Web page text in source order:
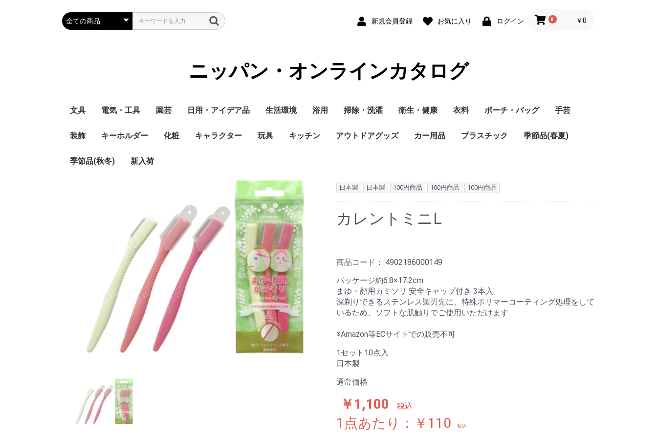
新規会員登録 お気に入り ログイン 0 ￥0
ニッパン・オンラインカタログ
文具 電気・工具 園芸 日用・アイデア品 生活環境 浴用 掃除・洗濯 衛生・健康 衣料 ポーチ・バッグ 手芸
装飾 キーホルダー 化粧 キャラクター 玩具 キッチン アウトドアグッズ カー用品 プラスチック 季節品(春夏)
季節品(秋冬) 新入荷
日本製 日本製 100円商品 100円商品 100円商品
カレントミニL
商品コード： 4902186000149
パッケージ約6.8×17.2cm
まゆ・顔用カミソリ 安全キャップ付き 3本入
深剃りできるステンレス製刃先に、特殊ポリマーコーティング処理をして
いるため、ソフトな肌触りでご使用いただけます
※Amazon等ECサイトでの販売不可
1セット10点入
日本製
通常価格
￥1,100 税込
1点あたり：￥110 税込